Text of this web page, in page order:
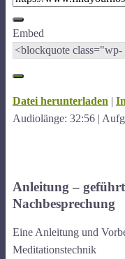
Embed
Datei herunterladen |
Audiolänge: 32:56 |
Anleitung –
Nachbesprechung
Eine Anleitung und
Meditationstechnik